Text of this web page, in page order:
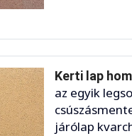
Kerti lap
az egyik
járólap